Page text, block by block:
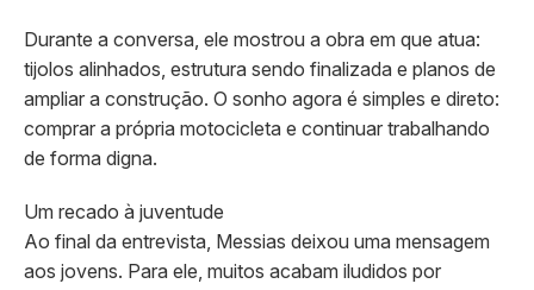
Durante a conversa, ele mostrou a obra em que atua:
tijolos alinhados, estrutura sendo finalizada e planos de
ampliar a construção. O sonho agora é simples e direto:
comprar a própria motocicleta e continuar trabalhando
de forma digna.
Um recado à juventude
Ao final da entrevista, Messias deixou uma mensagem
aos jovens. Para ele, muitos acabam iludidos por